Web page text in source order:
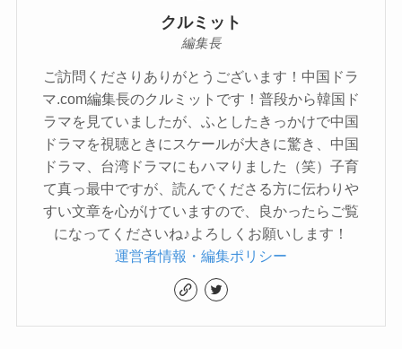
クルミット
編集長
ご訪問くださりありがとうございます！中国ドラ
マ.com編集長のクルミットです！普段から韓国ド
ラマを見ていましたが、ふとしたきっかけで中国
ドラマを視聴ときにスケールが大きに驚き、中国
ドラマ、台湾ドラマにもハマりました（笑）子育
て真っ最中ですが、読んでくださる方に伝わりや
すい文章を心がけていますので、良かったらご覧
になってくださいね♪よろしくお願いします！
運営者情報・編集ポリシー